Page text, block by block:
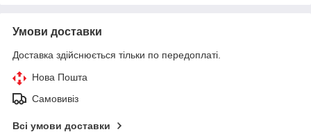
Умови доставки
Доставка здійснюється тільки по передоплаті.
Нова Пошта
Самовивіз
Всі умови доставки